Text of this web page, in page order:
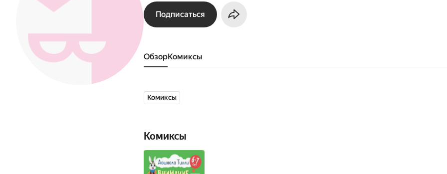
Подписаться
Обзор комиксы
Комиксы
Комиксы